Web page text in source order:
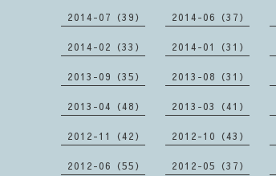
2014-07（39） 2014-06（37）
2014-02（33） 2014-01（31）
2013-09（35） 2013-08（31）
2013-04（48） 2013-03（41）
2012-11（42） 2012-10（43）
2012-06（55） 2012-05（37）